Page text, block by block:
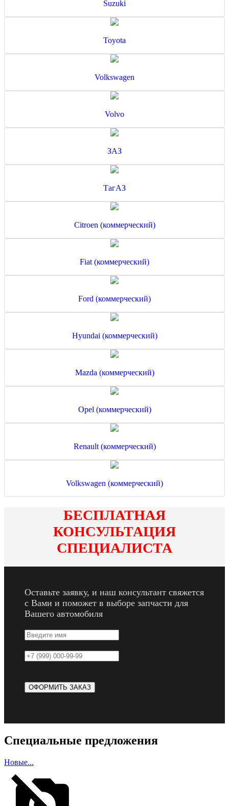
Suzuki
Toyota
Volkswagen
Volvo
ЗАЗ
ТагАЗ
Citroen (коммерческий)
Fiat (коммерческий)
Ford (коммерческий)
Hyundai (коммерческий)
Mazda (коммерческий)
Opel (коммерческий)
Renault (коммерческий)
Volkswagen (коммерческий)
БЕСПЛАТНАЯ
КОНСУЛЬТАЦИЯ
СПЕЦИАЛИСТА
Оставьте заявку, и наш консультант свяжется
с Вами и поможет в выборе запчасти для
Вашего автомобиля
Специальные предложения
Новые...